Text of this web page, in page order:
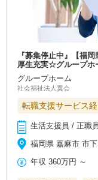
『募集停止中』【福
厚生充実☆グループホ
グループホーム
社会福祉法人翼会
転職支援サービス
生活支援員 / 正職員
福岡県 嘉麻市 市
年収 360万円 ～